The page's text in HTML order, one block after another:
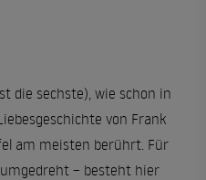
die sechste), wie schon in
von Frank
am meisten berührt. Für
– besteht hier